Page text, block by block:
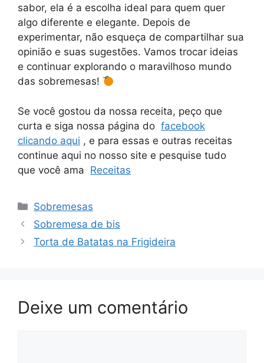
sabor, ela é a escolha ideal para quem quer
algo diferente e elegante. Depois de
experimentar, não esqueça de compartilhar sua
opinião e suas sugestões. Vamos trocar ideias
e continuar explorando o maravilhoso mundo
das sobremesas!
Se você gostou da nossa receita, peço que
curta e siga nossa página do facebook
clicando aqui , e para essas e outras receitas
continue aqui no nosso site e pesquise tudo
que você ama Receitas
Categorias
Sobremesas
Sobremesa de bis
Torta de Batatas na Frigideira
Deixe um comentário